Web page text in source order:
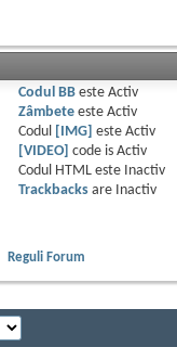
Codul BBeste Activ
Zâmbeteeste Activ
Codul
[IMG] este Activ
[VIDEO]
code is Activ
Codul HTML este
Inactiv
Trackbacksare
Inactiv
Reguli Forum